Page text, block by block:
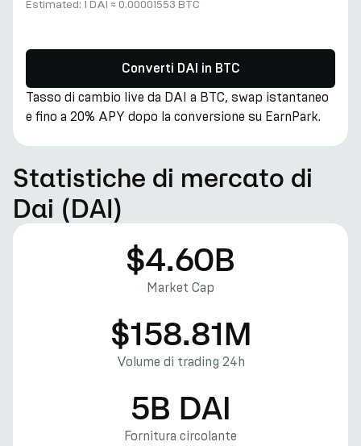
Estimated: 1 DAI ≈ 0.00001553 BTC
Converti DAI in BTC
Tasso di cambio live da DAI a BTC, swap istantaneo
e fino a 20% APY dopo la conversione su EarnPark.
Statistiche di mercato di
Dai (DAI)
$4.60B
Market Cap
$158.81M
Volume di trading 24h
5B DAI
Fornitura circolante